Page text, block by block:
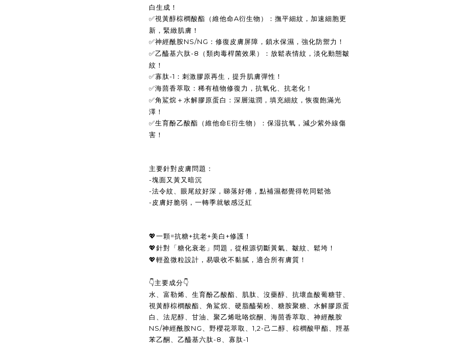
白生成！
✅視黃醇棕櫚酸酯（維他命A衍生物）：撫平細紋，加速細胞更
新，緊緻肌膚！
✅神經酰胺NS/NG ：修復皮膚屏障，鎖水保濕，強化防禦力！
✅乙醯基六肽-8 （類肉毒桿菌效果）：放鬆表情紋，淡化動態皺
紋！
✅寡肽-1 ：刺激膠原再生，提升肌膚彈性！
✅海茴香萃取：稀有植物修復力，抗氧化、抗老化！
✅角鯊烷＋水解膠原蛋白：深層滋潤，填充細紋，恢復飽滿光
澤！
✅生育酚乙酸酯（維他命E衍生物）：保湿抗氧，減少紫外線傷
害！
主要針對皮膚問題：
-塊面又黃又暗沉
-法令紋、眼尾紋好深，睇落好倦，點補濕都覺得乾同鬆弛
-皮膚好脆弱，一轉季就敏感泛紅
💖一顆=抗糖+抗老+美白+修護！
💖針對「糖化衰老」問題，從根源切斷黃氣、皺紋、鬆垮！
💖輕盈微粒設計，易吸收不黏膩，適合所有膚質！
👇主要成分👇
水、富勒烯、生育酚乙酸酯、肌肽、沒藥醇、抗壞血酸葡糖苷、
視黃醇棕櫚酸酯、角鯊烷、硬脂醯菊粉、糖胺聚糖、水解膠原蛋
白、法尼醇、甘油、聚乙烯吡咯烷酮、海茴香萃取、神經酰胺
NS/神經酰胺NG 、野櫻花萃取、1,2-己二醇、棕櫚酸甲酯、羥基
苯乙酮、乙醯基六肽-8 、寡肽-1